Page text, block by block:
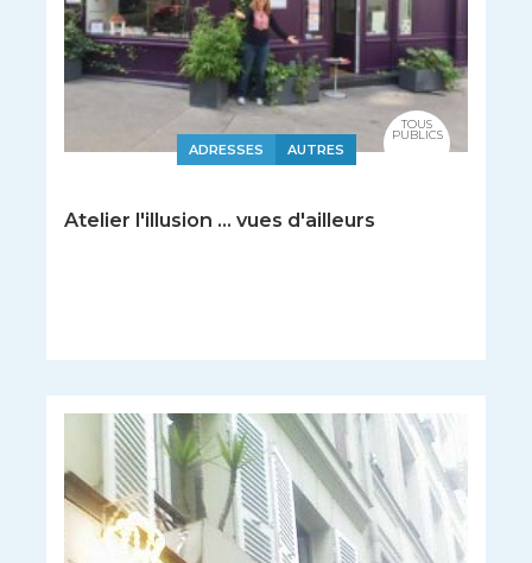
ADRESSES AUTRES
Atelier l'illusion ... vues d'ailleurs
TOUS
PUBLICS